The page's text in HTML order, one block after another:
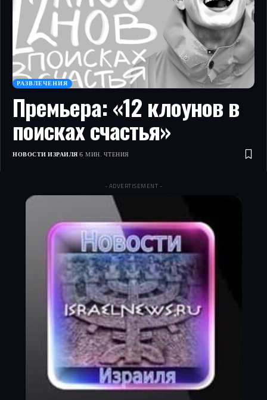
РАЗВЛЕЧЕНИЯ
Премьера: «12 клоунов в
поисках счастья»
НОВОСТИ ИЗРАИЛЯ 6 МИН. ЧТЕНИЯ
- ADVERTISEMENT -